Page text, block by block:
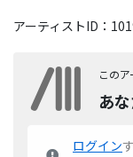
アーティストID：
この
あ
ログイン